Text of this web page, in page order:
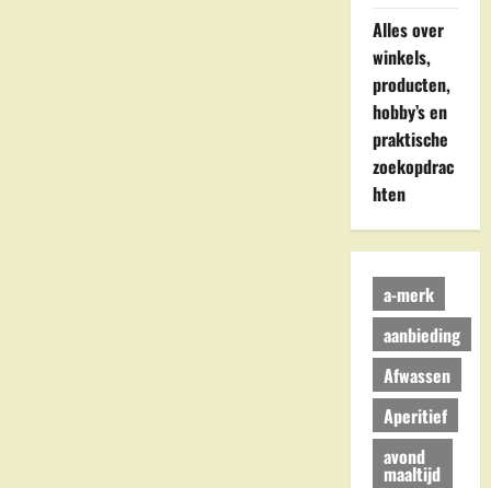
Alles over
winkels,
producten,
hobby’s en
praktische
zoekopdrac
hten
a-merk
aanbieding
Afwassen
Aperitief
avond
maaltijd